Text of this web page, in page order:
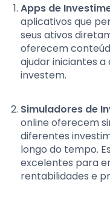
Apps de
aplicativos que
seus ativos
oferecem
ajudar iniciantes
investem.
Simuladores de
online oferecem
diferentes
longo do tempo.
excelentes para
rentabilidades e